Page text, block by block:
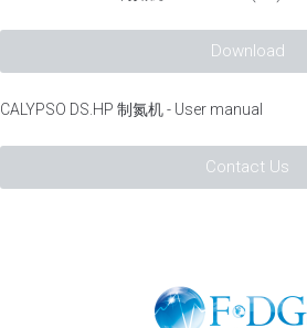
Download
CALYPSO DS.HP 制氮机 - User manual
Contact Us